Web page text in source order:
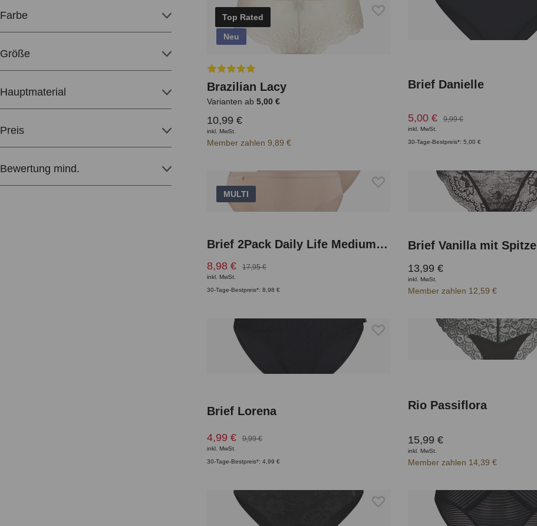
Farbe
Größe
Hauptmaterial
Preis
Bewertung mind.
Top Rated
Neu
Durchschnittliche Bewertung von 5 von 5 Sternen
Brazilian Lacy
Varianten ab 5,00 €
10,99 €
inkl. MwSt.
Member zahlen 9,89 €
Brief Danielle
5,00 € 9,99 €
inkl. MwSt.
30-Tage-Bestpreis*: 5,00 €
MULTI
Brief 2Pack Daily Life Medium Rise
8,98 € 17,95 €
inkl. MwSt.
30-Tage-Bestpreis*: 8,98 €
Brief Vanilla mit Spitze
13,99 €
inkl. MwSt.
Member zahlen 12,59 €
Brief Lorena
4,99 € 9,99 €
inkl. MwSt.
30-Tage-Bestpreis*: 4,99 €
Rio Passiflora
15,99 €
inkl. MwSt.
Member zahlen 14,39 €